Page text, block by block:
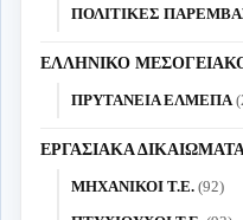
ΠΟΛΙΤΙΚΕΣ
ΕΛΛΗΝΙΚΟ
ΠΡΥΤΑΝΕΙΑ ΕΛΜΕΠΑ
ΕΡΓΑΣΙΑΚΑ
ΜΗΧΑΝΙΚΟΙ Τ.Ε. (92)